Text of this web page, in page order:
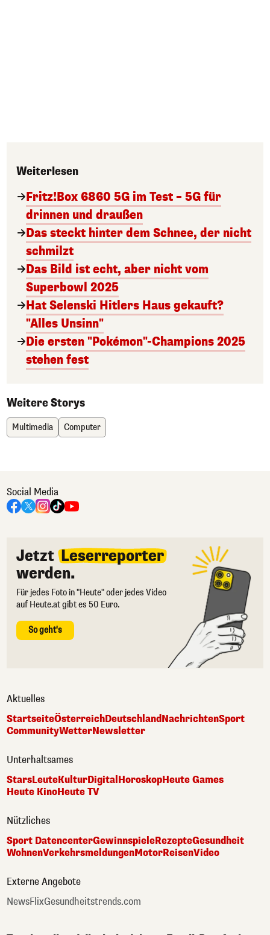
Weiterlesen
Fritz!Box 6860 5G im Test – 5G für
drinnen und draußen
Das steckt hinter dem Schnee, der nicht
schmilzt
Das Bild ist echt, aber nicht vom
Superbowl 2025
Hat Selenski Hitlers Haus gekauft?
"Alles Unsinn"
Die ersten "Pokémon"-Champions 2025
stehen fest
Weitere Storys
Multimedia Computer
Social Media
Jetzt Leserreporter
werden.
Für jedes Foto in "Heute" oder jedes Video
auf Heute.at gibt es 50 Euro.
So geht's
Aktuelles
StartseiteÖsterreichDeutschlandNachrichtenSport
CommunityWetterNewsletter
Unterhaltsames
StarsLeuteKulturDigital HoroskopHeute Games
Heute KinoHeute TV
Nützliches
Sport DatencenterGewinnspieleRezepteGesundheit
WohnenVerkehrsmeldungenMotorReisenVideo
Externe Angebote
NewsFlixGesundheitstrends.com